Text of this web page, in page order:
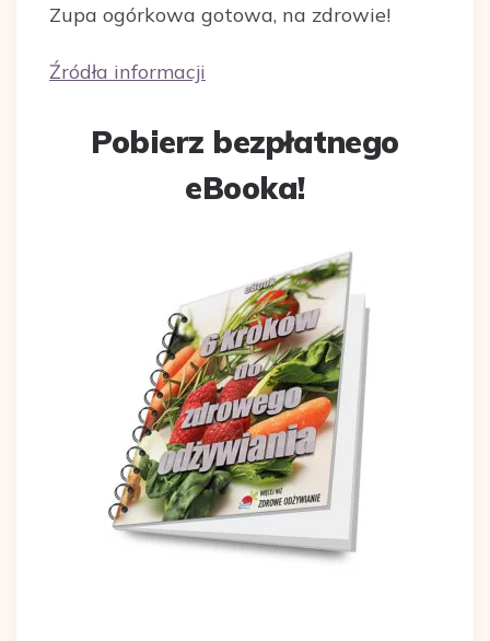
Zupa ogórkowa gotowa, na zdrowie!
Źródła informacji
Pobierz bezpłatnego
eBooka!